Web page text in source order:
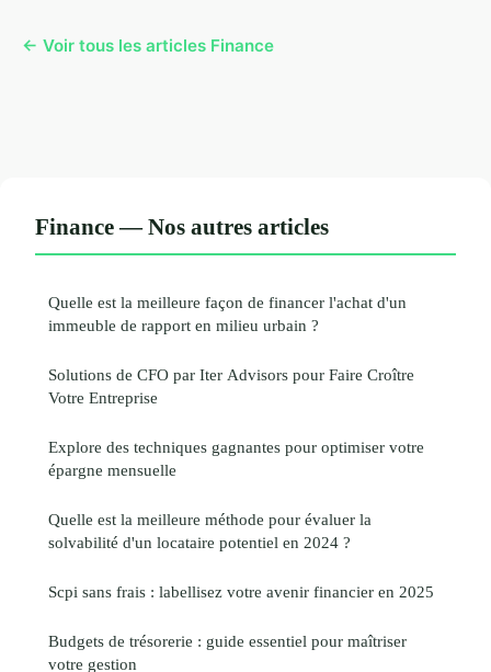
← Voir tous les articles Finance
Finance — Nos autres articles
Quelle est la meilleure façon de financer l'achat d'un
immeuble de rapport en milieu urbain ?
Solutions de CFO par Iter Advisors pour Faire Croître
Votre Entreprise
Explore des techniques gagnantes pour optimiser votre
épargne mensuelle
Quelle est la meilleure méthode pour évaluer la
solvabilité d'un locataire potentiel en 2024 ?
Scpi sans frais : labellisez votre avenir financier en 2025
Budgets de trésorerie : guide essentiel pour maîtriser
votre gestion